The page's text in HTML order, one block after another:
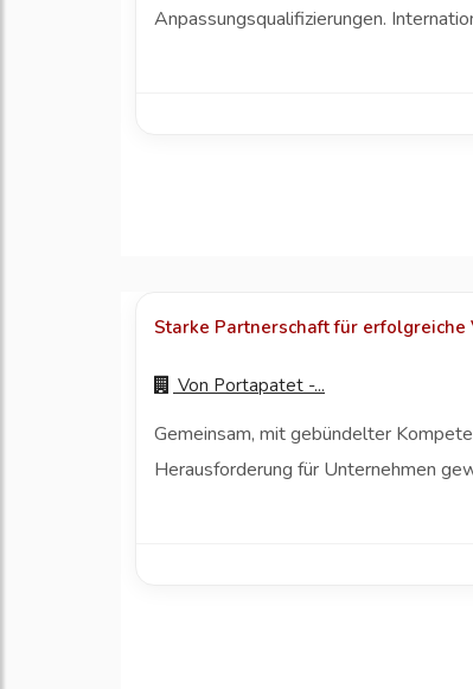
Anpassungsqualifizierungen.
Starke Partnerschaft für erfolgreiche
Von Portapatet -...
Gemeinsam, mit gebündelter
Herausforderung für Unternehmen